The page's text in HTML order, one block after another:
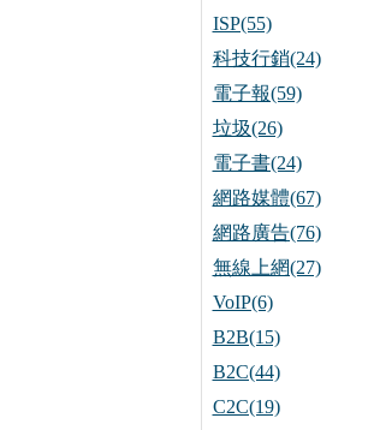
ISP(55)
科技行銷(24)
電子報(59)
垃圾(26)
電子書(24)
網路媒體(67)
網路廣告(76)
無線上網(27)
VoIP(6)
B2B(15)
B2C(44)
C2C(19)